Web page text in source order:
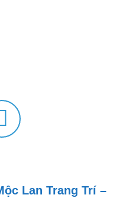
Lan Trang Trí –